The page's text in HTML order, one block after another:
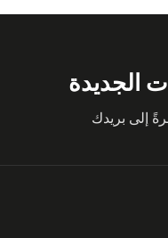
الجديدة
إلى بريدك